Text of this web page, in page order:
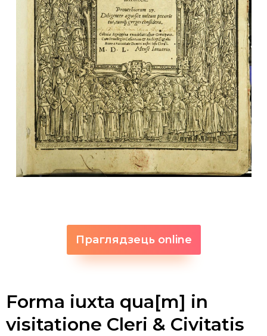
Праглядзець online
Forma iuxta qua[m] in
visitatione Cleri & Civitatis